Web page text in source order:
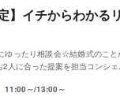
】イチからわかる
ゆったり相談会☆結婚式のこ
人に合った提案を担当コンシェ
11:00～ 13:00～